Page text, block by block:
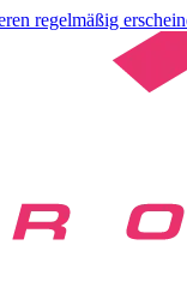
regelmäßig